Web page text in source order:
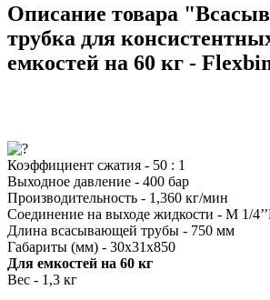
Описание товара
трубка для
емкостей на 60 кг -
Коэффициент сжатия - 50 : 1
Выходное давление - 400 бар
Производительность - 1,360 кг/мин
Соединение на выходе жидкости - М 1/
Длина всасывающей трубы - 750 мм
Габариты (мм) - 30x31x850
Для емкостей на 60 кг
Вес - 1,3 кг